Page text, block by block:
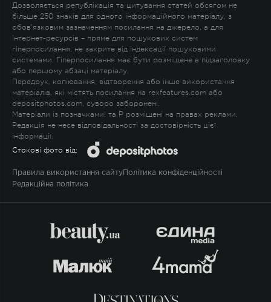
Дозволяється републікація та цитування статей обсягом не
більше 250 знаків для одного інформаційного матеріалу, з
обов'язковим зазначенням посилання на джерело, а для
Інтернет-ресурсів – пряме для пошукових систем
гіперпосилання, не закрите від індексації пошуковими
системами. Гіперпосилання має бути розміщене в підзаголовку
або першому абзаці матеріалу.
Передрук, копіювання, відтворення або інше використання
матеріалів, які містять посилання на rexfeatures.com або
depositphotos.com, суворо заборонені.
Матеріали із позначками! та P розміщені на правах реклами.
Редакція не несе відповідальності за достовірність цієї
інформації.
Стокові фото від:
Правила використання сайту Політика конфіденційності
Редакційна політика